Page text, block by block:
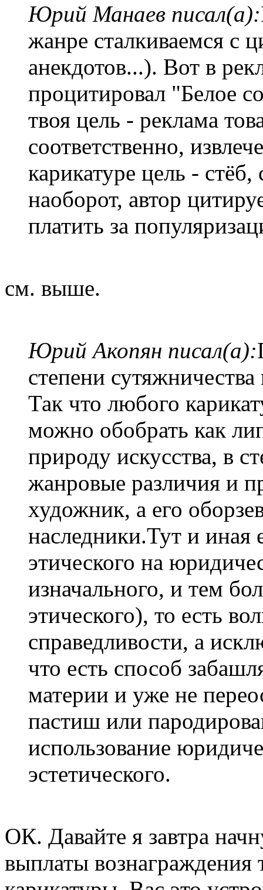
Юрий Манаев писал(а):
жанре сталкиваемся с
анекдотов...). Вот в
процитировал "Белое
твоя цель - реклама
соответственно,
карикатуре цель -
наоборот, автор
платить за
см. выше.
Юрий Акопян писал(а):
степени
Так что любого
можно обобрать как
природу искусства, в
жанровые различия и
художник, а его
наследники.Тут и иная
этического на
изначального, и тем
этического), то есть
справедливости, а
что есть способ
материи и уже не
пастиш или
использование
эстетического.
ОК. Давайте я завтра
выплаты вознаграждения